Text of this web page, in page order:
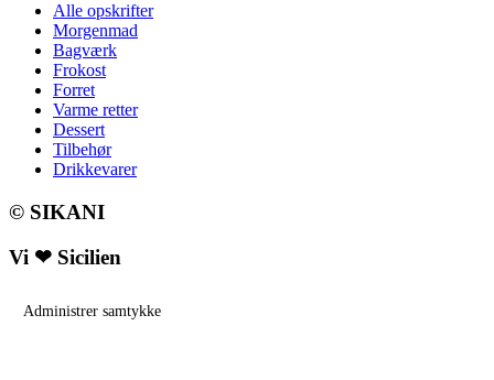
Alle opskrifter
Morgenmad
Bagværk
Frokost
Forret
Varme retter
Dessert
Tilbehør
Drikkevarer
© SIKANI
Vi ❤ Sicilien
Administrer samtykke